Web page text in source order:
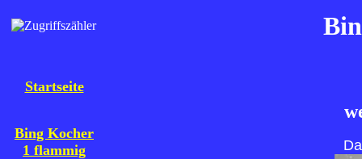
Startseite
Bing Kocher
1 flammig